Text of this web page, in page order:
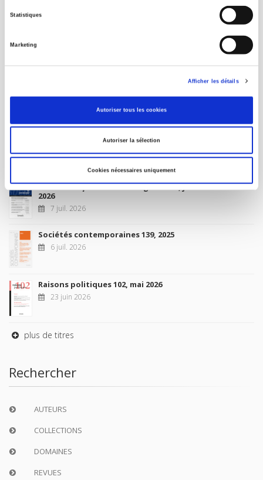
Statistiques
Marketing
Afficher les détails
Autoriser tous les cookies
Autoriser la sélection
Cookies nécessaires uniquement
À paraître
Revue française de science politique 76-2, avril-juin
10 juil. 2026
Revue française de sociologie 66 3/4, juillet-décembre
2026
7 juil. 2026
Sociétés contemporaines 139, 2025
6 juil. 2026
Raisons politiques 102, mai 2026
23 juin 2026
plus de titres
Rechercher
AUTEURS
COLLECTIONS
DOMAINES
REVUES